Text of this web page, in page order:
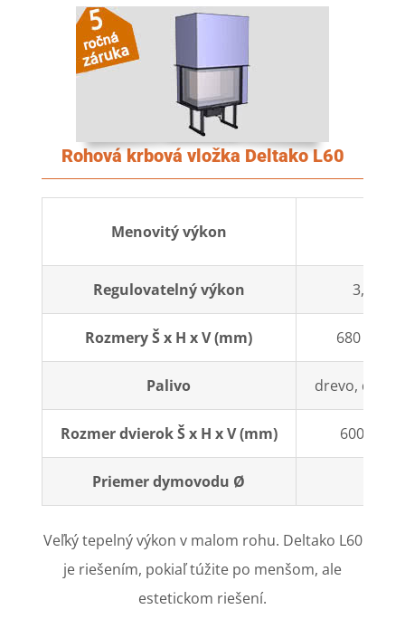
Rohová krbová vložka Deltako L60
Menovitý výkon
Regulovatelný výkon 3,5-
Rozmery Š x H x V (mm) 680 x 540
Palivo drevo,
Rozmer dvierok Š x H x V (mm) 600 x
Priemer dymovodu Ø
Veľký tepelný výkon v malom rohu. Deltako L60
je riešením, pokiaľ túžite po menšom, ale
estetickom riešení.